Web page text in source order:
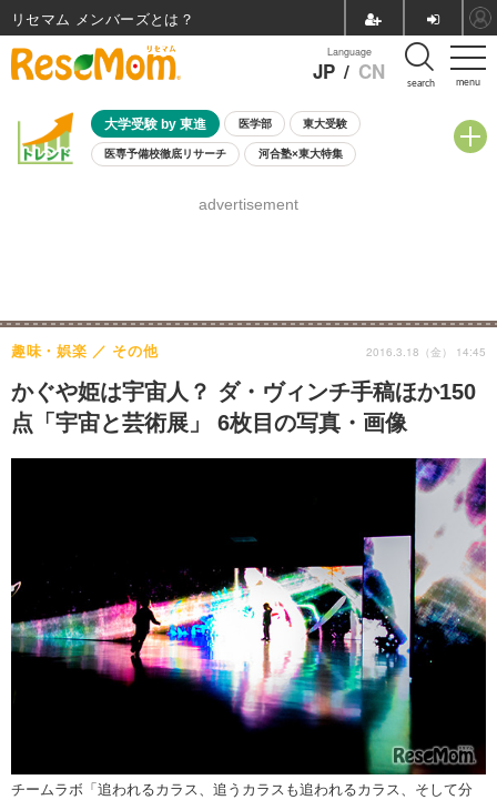
menu
Language
JP / CN search
大学受験 by 東進 医学部 東大受験
医専予備校徹底リサーチ 河合塾×東大特集
8月開催学校説明会・相談会
advertisement
かぐや姫は宇宙人？ ダ・ヴィンチ手稿ほか150
点「宇宙と芸術展」 6枚目の写真・画像
趣味・娯楽 その他 2016.3.18（金） 14:45
チームラボ「追われるカラス、追うカラスも追われるカラス、そして分
リセマム メンバーズ